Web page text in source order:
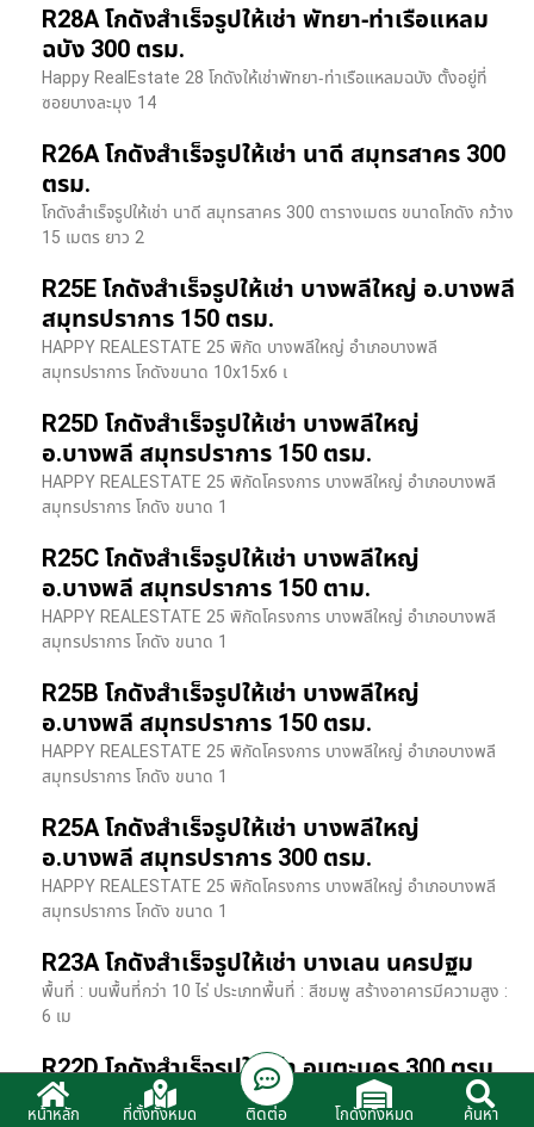
R28A โกดังสำเร็จรูปให้เช่า พัทยา-ท่าเรือแหลม
ฉบัง 300 ตรม.
Happy RealEstate 28 โกดังให้เช่าพัทยา-ท่าเรือแหลมฉบัง ตั้งอยู่ที่
ซอยบางละมุง 14
R26A โกดังสำเร็จรูปให้เช่า นาดี สมุทรสาคร 300
ตรม.
โกดังสำเร็จรูปให้เช่า นาดี สมุทรสาคร 300 ตารางเมตร ขนาดโกดัง กว้าง
15 เมตร ยาว 2
R25E โกดังสำเร็จรูปให้เช่า บางพลีใหญ่ อ.บางพลี
สมุทรปราการ 150 ตรม.
HAPPY REALESTATE 25 พิกัด บางพลีใหญ่ อำเภอบางพลี
สมุทรปราการ โกดังขนาด 10x15x6 เ
R25D โกดังสำเร็จรูปให้เช่า บางพลีใหญ่
อ.บางพลี สมุทรปราการ 150 ตรม.
HAPPY REALESTATE 25 พิกัดโครงการ บางพลีใหญ่ อำเภอบางพลี
สมุทรปราการ โกดัง ขนาด 1
R25C โกดังสำเร็จรูปให้เช่า บางพลีใหญ่
อ.บางพลี สมุทรปราการ 150 ตาม.
HAPPY REALESTATE 25 พิกัดโครงการ บางพลีใหญ่ อำเภอบางพลี
สมุทรปราการ โกดัง ขนาด 1
R25B โกดังสำเร็จรูปให้เช่า บางพลีใหญ่
อ.บางพลี สมุทรปราการ 150 ตรม.
HAPPY REALESTATE 25 พิกัดโครงการ บางพลีใหญ่ อำเภอบางพลี
สมุทรปราการ โกดัง ขนาด 1
R25A โกดังสำเร็จรูปให้เช่า บางพลีใหญ่
อ.บางพลี สมุทรปราการ 300 ตรม.
HAPPY REALESTATE 25 พิกัดโครงการ บางพลีใหญ่ อำเภอบางพลี
สมุทรปราการ โกดัง ขนาด 1
R23A โกดังสำเร็จรูปให้เช่า บางเลน นครปฐม
พื้นที่ : บนพื้นที่กว่า 10 ไร่ ประเภทพื้นที่ : สีชมพู สร้างอาคารมีความสูง :
6 เม
R22D โกดังสำเร็จรูปให้เช่า อมตะนคร 300 ตรม.
HR22 โกดังสำเร็จรูปให้เช่า พิกัด ติดนิคมอมตะนคร อ.พานทอง จ.ชลบุรี
รายละเอียดโรงง
หน้าหลัก ที่ตั้งทั้งหมด ติดต่อ โกดังทั้งหมด ค้นหา